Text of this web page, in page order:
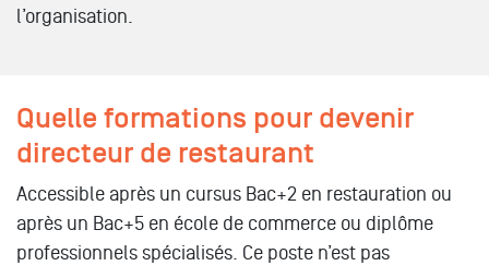
l’organisation.
Quelle formations pour devenir
directeur de restaurant
Accessible après un cursus Bac+2 en restauration ou
après un Bac+5 en école de commerce ou diplôme
professionnels spécialisés. Ce poste n’est pas